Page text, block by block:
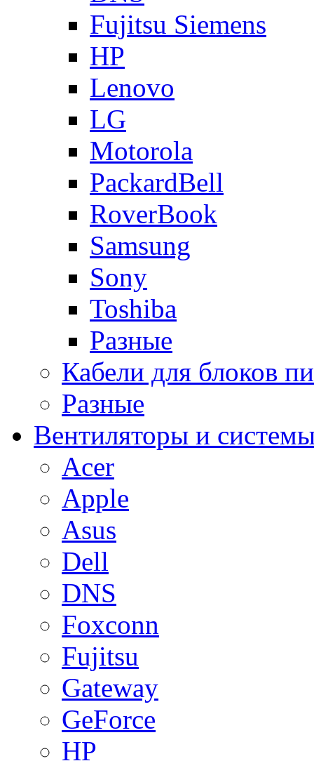
Fujitsu Siemens
HP
Lenovo
LG
Motorola
PackardBell
RoverBook
Samsung
Sony
Toshiba
Разные
Кабели для блоков
Разные
Вентиляторы и
Acer
Apple
Asus
Dell
DNS
Foxconn
Fujitsu
Gateway
GeForce
HP